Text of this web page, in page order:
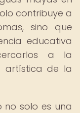
contribuye a
sino que
educativa
a la
artística de la
solo es una